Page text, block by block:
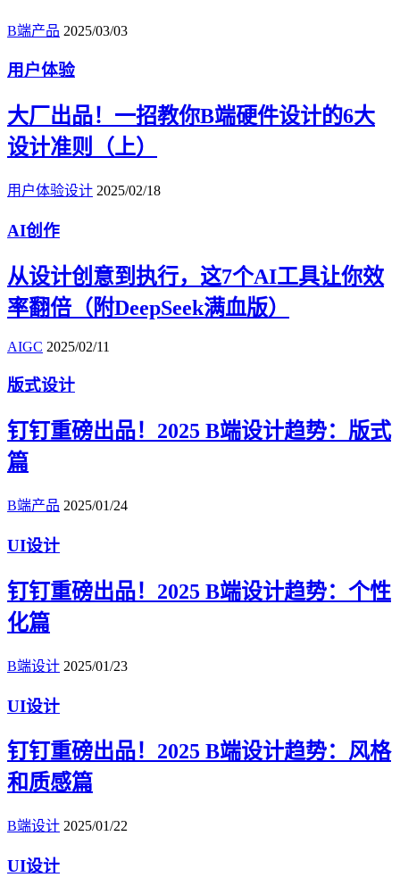
B端产品 2025/03/03
用户体验
大厂出品！一招教你B端硬件设计的6大
设计准则（上）
用户体验设计 2025/02/18
AI创作
从设计创意到执行，这7个AI工具让你效
率翻倍（附DeepSeek满血版）
AIGC 2025/02/11
版式设计
钉钉重磅出品！2025 B端设计趋势：版式
篇
B端产品 2025/01/24
UI设计
钉钉重磅出品！2025 B端设计趋势：个性
化篇
B端设计 2025/01/23
UI设计
钉钉重磅出品！2025 B端设计趋势：风格
和质感篇
B端设计 2025/01/22
UI设计